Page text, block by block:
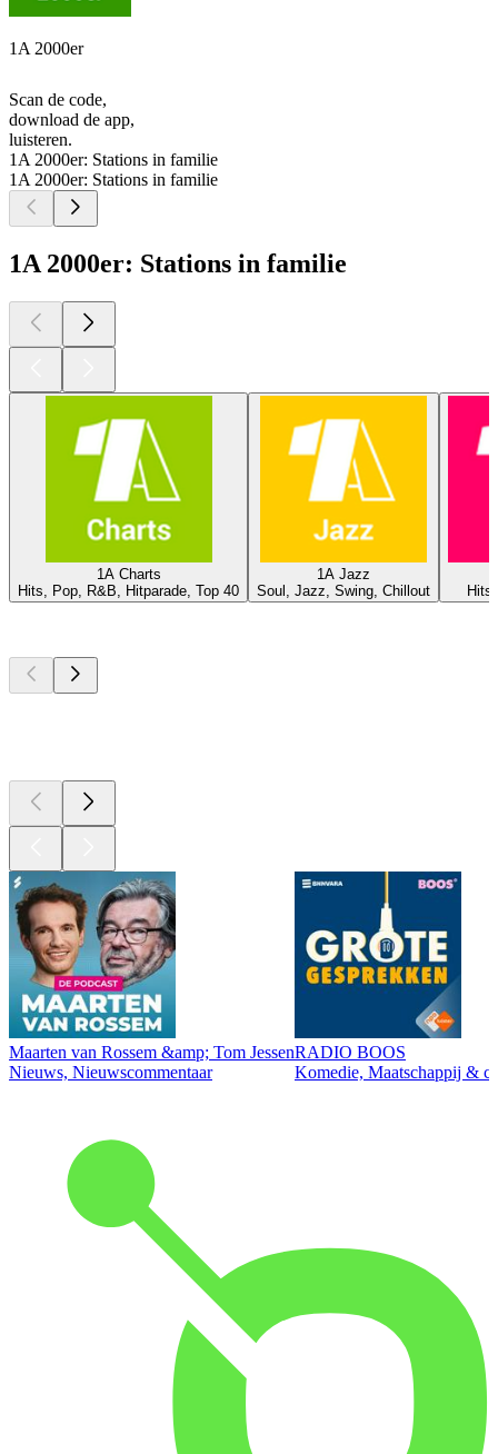
1A 2000er
Scan de code,
download de app,
luisteren.
1A 2000er: Stations in familie
1A 2000er: Stations in familie
1A 2000er: Stations in familie
1A Charts
Hits, Pop, R&B, Hitparade, Top 40
1A Jazz
Soul, Jazz, Swing, Chillout
Maarten van Rossem &amp; Tom Jessen
Nieuws, Nieuwscommentaar
RADIO BOOS
Komedie, Maatschappij &